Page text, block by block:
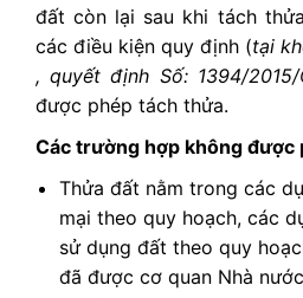
đất còn lại sau khi tách
các điều kiện quy định (tại
, quyết định Số: 1394/2015/
được phép tách thửa.
Các trường hợp không được
Thửa đất nằm trong các
mại theo quy hoạch, các
sử dụng đất theo quy
đã được cơ quan Nhà